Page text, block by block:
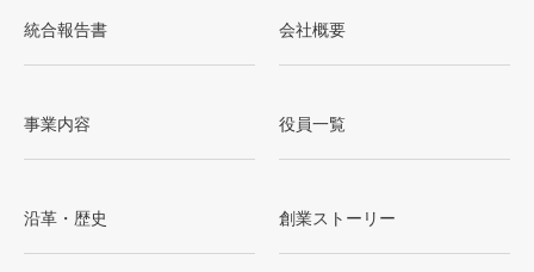
統合報告書 会社概要
事業内容 役員一覧
沿革・歴史 創業ストーリー